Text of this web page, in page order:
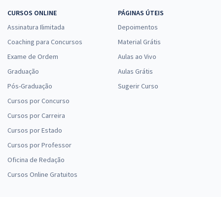
CURSOS ONLINE
Assinatura Ilimitada
Coaching para Concursos
Exame de Ordem
Graduação
Pós-Graduação
Cursos por Concurso
Cursos por Carreira
Cursos por Estado
Cursos por Professor
Oficina de Redação
Cursos Online Gratuitos
PÁGINAS ÚTEIS
Depoimentos
Material Grátis
Aulas ao Vivo
Aulas Grátis
Sugerir Curso